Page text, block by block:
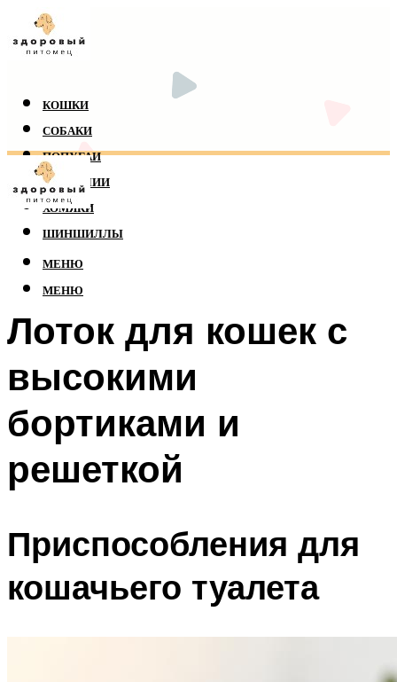
КОШКИ
СОБАКИ
ПОПУГАИ
РЕПТИЛИИ
ХОМЯКИ
ШИНШИЛЛЫ
МЕНЮ
МЕНЮ
Лоток для кошек с
высокими
бортиками и
решеткой
Приспособления для
кошачьего туалета